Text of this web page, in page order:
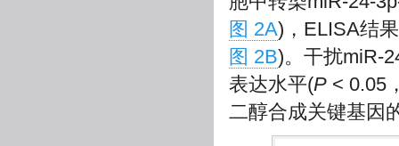
图 2A)，ELISA结
图 2B)。干扰miR-
表达水平(P < 0.05
二醇合成关键基因